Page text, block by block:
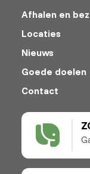
Afhalen en
Locaties
Nieuws
Goede doelen
Contact